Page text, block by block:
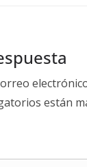
están